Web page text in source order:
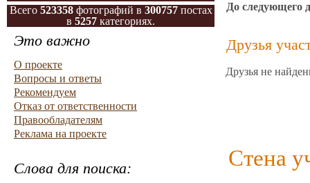
Всего 523358фотографий в 300757постах
в 5257 категориях.
Это важно
О проекте
Вопросы и ответы
Рекомендуем
Отказ от ответственности
Правообладателям
Реклама на проекте
Слова для поиска:
До следующего
Друзья
Друзья не
Стена